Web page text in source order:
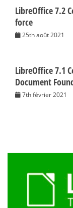
LibreOffice 7.2
force
25th août 2021
LibreOffice 7.1
Document
7th février 2021